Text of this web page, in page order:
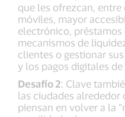
que les ofrezcan,
móviles, mayor
electrónico, préstamos
mecanismos de
clientes o gestionar
y los pagos digitales de
Desafío 2: Clave
las ciudades alrededor
piensan en volver a la